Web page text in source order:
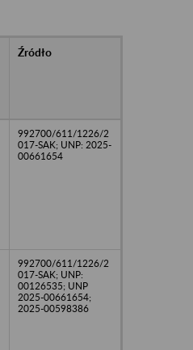
Źródło
992700/611/1226/2
017-SAK; UNP: 2025-
00661654
992700/611/1226/2
017-SAK; UNP:
00126535; UNP
2025-00661654;
2025-00598386